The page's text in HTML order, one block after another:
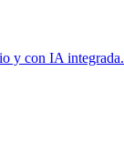
y con IA integrada.